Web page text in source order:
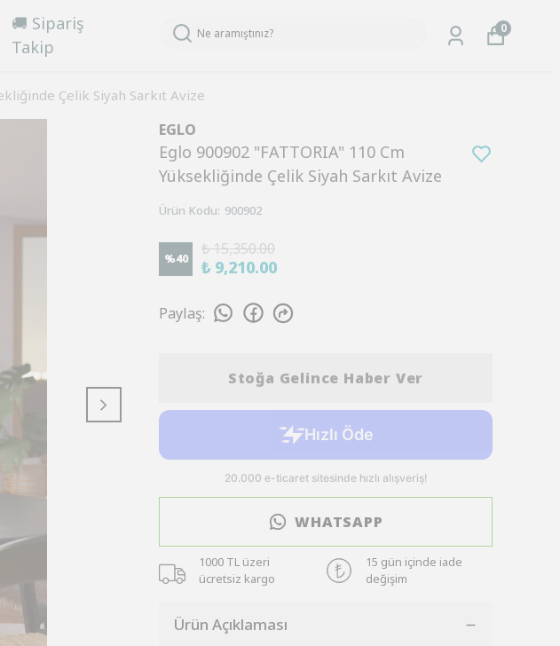
🚚 Sipariş
Takip
0
Çelik Siyah Sarkıt Avize
EGLO
Eglo 900902 "FATTORIA" 110 Cm
Yüksekliğinde Çelik Siyah Sarkıt Avize
Ürün Kodu: 900902
%40
₺ 15,350.00
₺ 9,210.00
Paylaş:
Stoğa Gelince Haber Ver
WHATSAPP
1000 TL üzeri
ücretsiz kargo
15 gün içinde iade
değişim
Ürün Açıklaması